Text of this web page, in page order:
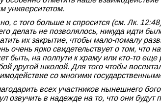
университетом.
с того больше и спросится (см. Лк.
делать не позволялось, никуда идти
их закрытие, чтобы мало-помалу
очень ярко свидетельствует о том, что
быть, на полпути к храму или кто-то
другой школой. Для того чтобы
со многими
всех участников нынешнего
озвучить в надежде на то, что они